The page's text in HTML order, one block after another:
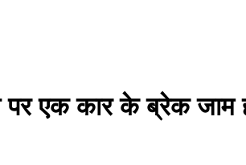
एक कार के ब्रेक जाम